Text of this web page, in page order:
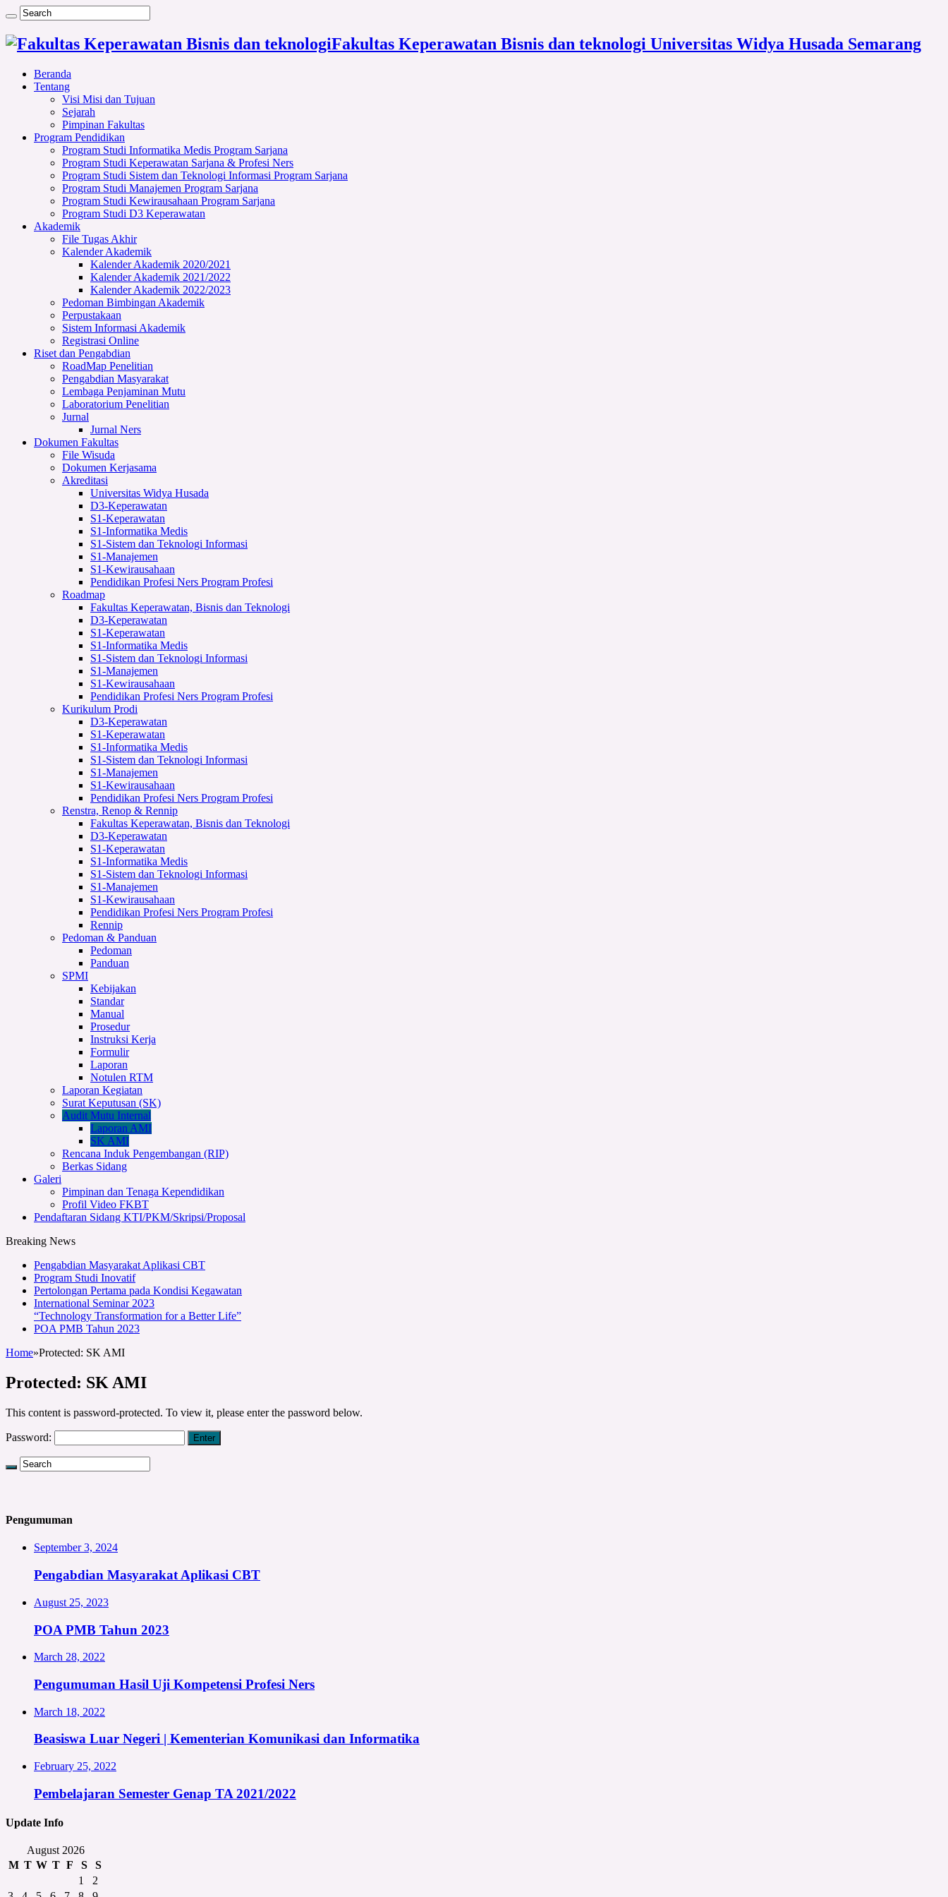
Fakultas Keperawatan Bisnis dan teknologi Universitas Widya Husada Semarang
Beranda
Tentang
Visi Misi dan Tujuan
Sejarah
Pimpinan Fakultas
Program Pendidikan
Program Studi Informatika Medis Program Sarjana
Program Studi Keperawatan Sarjana & Profesi Ners
Program Studi Sistem dan Teknologi Informasi Program Sarjana
Program Studi Manajemen Program Sarjana
Program Studi Kewirausahaan Program Sarjana
Program Studi D3 Keperawatan
Akademik
File Tugas Akhir
Kalender Akademik
Kalender Akademik 2020/2021
Kalender Akademik 2021/2022
Kalender Akademik 2022/2023
Pedoman Bimbingan Akademik
Perpustakaan
Sistem Informasi Akademik
Registrasi Online
Riset dan Pengabdian
RoadMap Penelitian
Pengabdian Masyarakat
Lembaga Penjaminan Mutu
Laboratorium Penelitian
Jurnal
Jurnal Ners
Dokumen Fakultas
File Wisuda
Dokumen Kerjasama
Akreditasi
Universitas Widya Husada
D3-Keperawatan
S1-Keperawatan
S1-Informatika Medis
S1-Sistem dan Teknologi Informasi
S1-Manajemen
S1-Kewirausahaan
Pendidikan Profesi Ners Program Profesi
Roadmap
Fakultas Keperawatan, Bisnis dan Teknologi
D3-Keperawatan
S1-Keperawatan
S1-Informatika Medis
S1-Sistem dan Teknologi Informasi
S1-Manajemen
S1-Kewirausahaan
Pendidikan Profesi Ners Program Profesi
Kurikulum Prodi
D3-Keperawatan
S1-Keperawatan
S1-Informatika Medis
S1-Sistem dan Teknologi Informasi
S1-Manajemen
S1-Kewirausahaan
Pendidikan Profesi Ners Program Profesi
Renstra, Renop & Rennip
Fakultas Keperawatan, Bisnis dan Teknologi
D3-Keperawatan
S1-Keperawatan
S1-Informatika Medis
S1-Sistem dan Teknologi Informasi
S1-Manajemen
S1-Kewirausahaan
Pendidikan Profesi Ners Program Profesi
Rennip
Pedoman & Panduan
Pedoman
Panduan
SPMI
Kebijakan
Standar
Manual
Prosedur
Instruksi Kerja
Formulir
Laporan
Notulen RTM
Laporan Kegiatan
Surat Keputusan (SK)
Audit Mutu Internal
Laporan AMI
SK AMI
Rencana Induk Pengembangan (RIP)
Berkas Sidang
Galeri
Pimpinan dan Tenaga Kependidikan
Profil Video FKBT
Pendaftaran Sidang KTI/PKM/Skripsi/Proposal
Breaking News
Pengabdian Masyarakat Aplikasi CBT
Program Studi Inovatif
Pertolongan Pertama pada Kondisi Kegawatan
International Seminar 2023
“Technology Transformation for a Better Life”
POA PMB Tahun 2023
Home»Protected: SK AMI
Protected: SK AMI
This content is password-protected. To view it, please enter the password below.
Password:
Pengumuman
September 3, 2024
Pengabdian Masyarakat Aplikasi CBT
August 25, 2023
POA PMB Tahun 2023
March 28, 2022
Pengumuman Hasil Uji Kompetensi Profesi Ners
March 18, 2022
Beasiswa Luar Negeri | Kementerian Komunikasi dan Informatika
February 25, 2022
Pembelajaran Semester Genap TA 2021/2022
Update Info
August 2026
M T W T F S
S
1
2